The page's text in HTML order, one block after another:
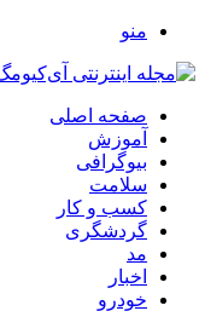
منو
صفحه اصلی
آموزش
بیوگرافی
سلامت
کسب و کار
گردشگری
مد
اخبار
خودرو